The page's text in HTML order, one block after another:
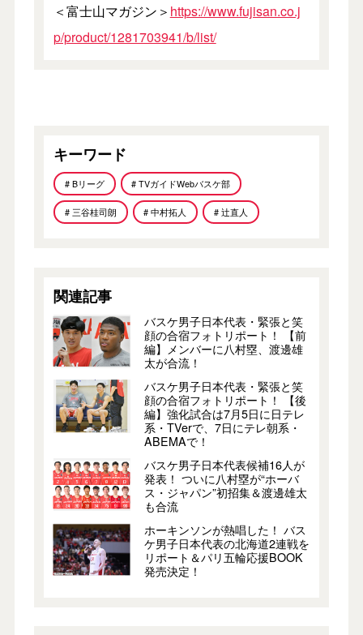
＜富士山マガジン＞ https://www.fujisan.co.j
p/product/1281703941/b/list/
キーワード
# Bリーグ # TVガイドWebバスケ部
# 三谷桂司朗 # 中村拓人 # 辻直人
関連記事
バスケ男子日本代表・緊張と笑
顔の合宿フォトリポート！ 【前
編】メンバーに八村塁、渡邊雄
太が合流！
バスケ男子日本代表・緊張と笑
顔の合宿フォトリポート！ 【後
編】強化試合は7月5日に日テレ
系・TVerで、7日にテレ朝系・
ABEMAで！
バスケ男子日本代表候補16人が
発表！ ついに八村塁が“ホーバ
ス・ジャパン”初招集＆渡邊雄太
も合流
ホーキンソンが熱唱した！ バス
ケ男子日本代表の北海道2連戦を
リポート＆パリ五輪応援BOOK
発売決定！